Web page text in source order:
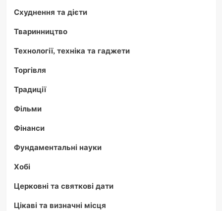
Схуднення та дієти
Тваринництво
Технології, техніка та гаджети
Торгівля
Традиції
Фільми
Фінанси
Фундаментальні науки
Хобі
Церковні та святкові дати
Цікаві та визначні місця